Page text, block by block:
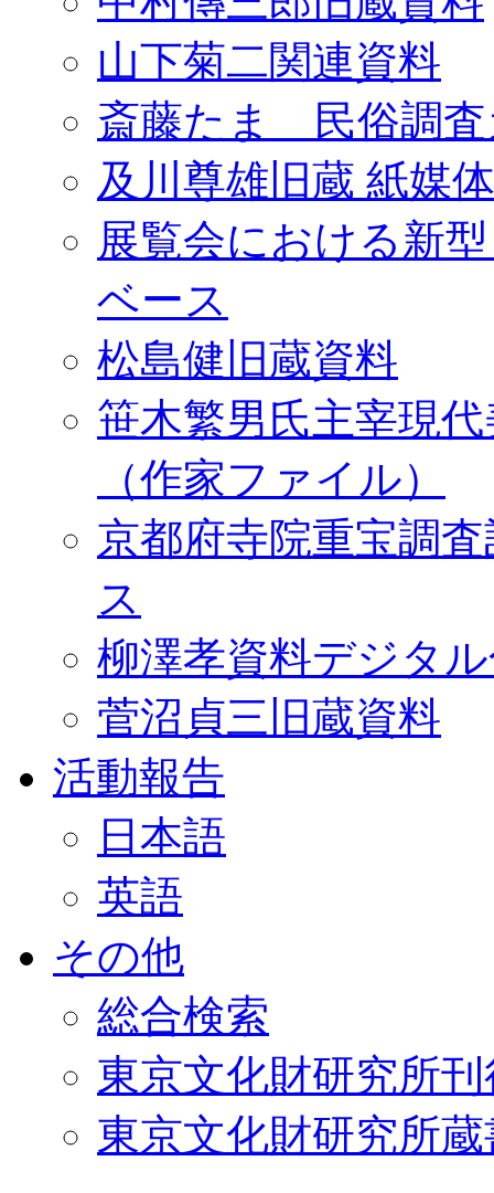
山下菊二関連資料
斎藤たま 民俗調査
及川尊雄旧蔵 紙媒
展覧会における新
ベース
松島健旧蔵資料
笹木繁男氏主宰現
（作家ファイル）
京都府寺院重宝調
ス
柳澤孝資料デジタ
菅沼貞三旧蔵資料
活動報告
日本語
英語
その他
総合検索
東京文化財研究所
東京文化財研究所